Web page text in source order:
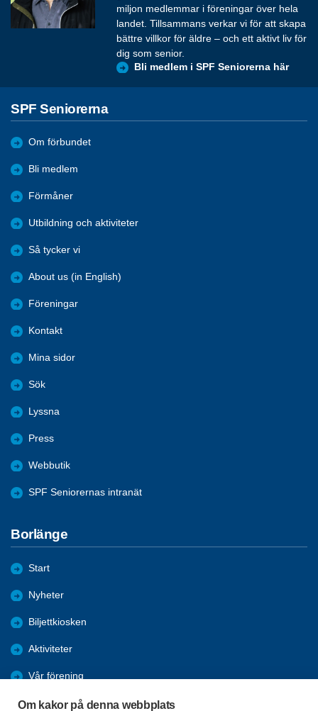
Om kakor på denna webbplats
miljon medlemmar i föreningar över hela
landet. Tillsammans verkar vi för att skapa
bättre villkor för äldre – och ett aktivt liv för
dig som senior.
Bli medlem i SPF Seniorerna här
SPF Seniorerna
Om förbundet
Bli medlem
Förmåner
Utbildning och aktiviteter
Så tycker vi
About us (in English)
Föreningar
Kontakt
Mina sidor
Sök
Lyssna
Press
Webbutik
SPF Seniorernas intranät
Borlänge
Start
Nyheter
Biljettkiosken
Aktiviteter
Vår förening
Äldrefrågor